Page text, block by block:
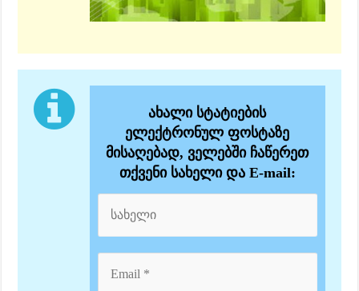
ახალი სტატიების
ელექტრონულ ფოსტაზე
მისაღებად, ველებში ჩაწერეთ
თქვენი სახელი და E-mail: